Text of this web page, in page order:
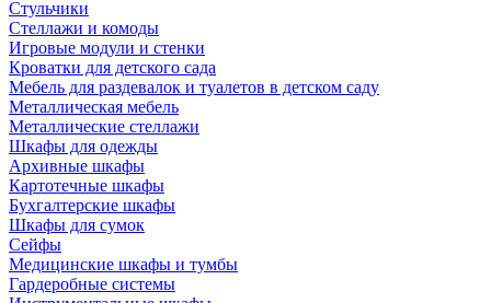
Стульчики
Стеллажи и комоды
Игровые модули и стенки
Кроватки для детского сада
Мебель для раздевалок и туалетов в детском саду
Металлическая мебель
Металлические стеллажи
Шкафы для одежды
Архивные шкафы
Картотечные шкафы
Бухгалтерские шкафы
Шкафы для сумок
Сейфы
Медицинские шкафы и тумбы
Гардеробные системы